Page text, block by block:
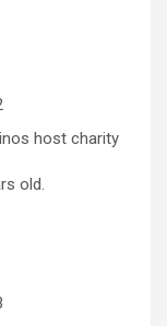
host charity
old.